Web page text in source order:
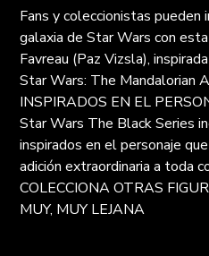
Fans y coleccionistas pueden
galaxia de Star Wars con
Favreau (Paz Vizsla),
Star Wars: The Mandalorian
INSPIRADOS EN EL
Star Wars The Black Series
inspirados en el personaje
adición extraordinaria a toda
COLECCIONA OTRAS
MUY, MUY LEJANA